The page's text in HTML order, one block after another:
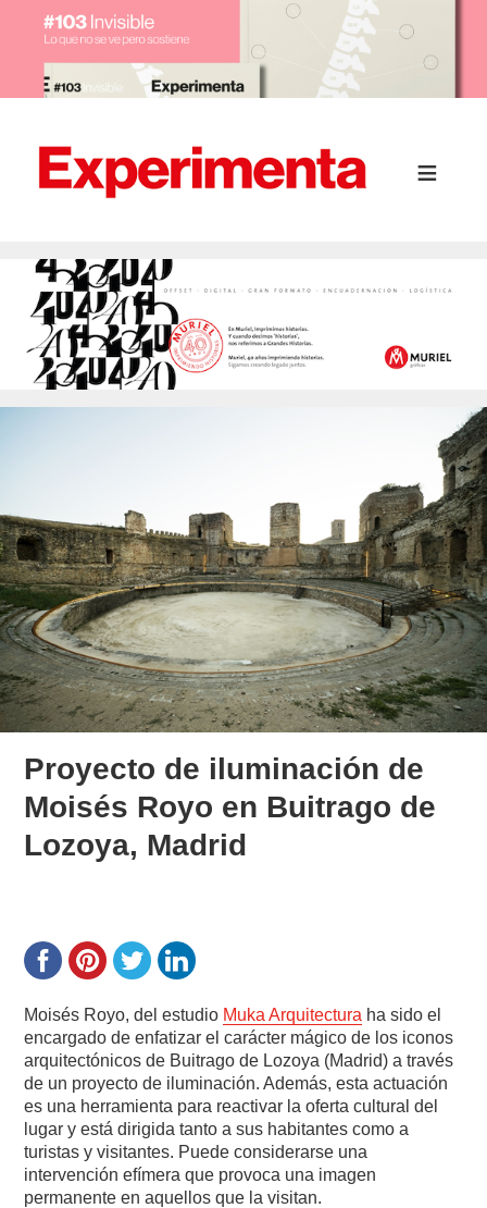
Proyecto de iluminación de
Moisés Royo en Buitrago de
Lozoya, Madrid
Moisés Royo, del estudio Muka Arquitectura ha sido el
encargado de enfatizar el carácter mágico de los iconos
arquitectónicos de Buitrago de Lozoya (Madrid) a través
de un proyecto de iluminación. Además, esta actuación
es una herramienta para reactivar la oferta cultural del
lugar y está dirigida tanto a sus habitantes como a
turistas y visitantes. Puede considerarse una
intervención efímera que provoca una imagen
permanente en aquellos que la visitan.